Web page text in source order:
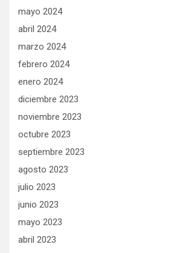
mayo 2024
abril 2024
marzo 2024
febrero 2024
enero 2024
diciembre 2023
noviembre 2023
octubre 2023
septiembre 2023
agosto 2023
julio 2023
junio 2023
mayo 2023
abril 2023